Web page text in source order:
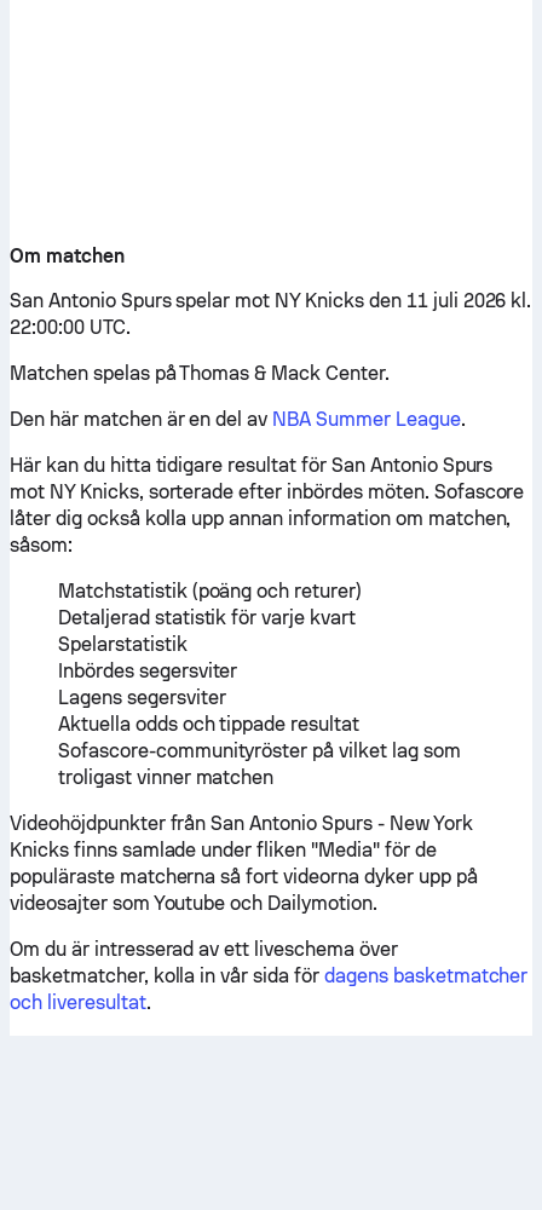
Om matchen
San Antonio Spurs spelar mot NY Knicks den 11 juli 2026 kl.
22:00:00 UTC.
Matchen spelas på Thomas & Mack Center.
Den här matchen är en del av NBA Summer League.
Här kan du hitta tidigare resultat för San Antonio Spurs
mot NY Knicks, sorterade efter inbördes möten. Sofascore
låter dig också kolla upp annan information om matchen,
såsom:
Matchstatistik (poäng och returer)
Detaljerad statistik för varje kvart
Spelarstatistik
Inbördes segersviter
Lagens segersviter
Aktuella odds och tippade resultat
Sofascore-communityröster på vilket lag som
troligast vinner matchen
Videohöjdpunkter från San Antonio Spurs - New York
Knicks finns samlade under fliken "Media" för de
populäraste matcherna så fort videorna dyker upp på
videosajter som Youtube och Dailymotion.
Om du är intresserad av ett liveschema över
basketmatcher, kolla in vår sida för dagens basketmatcher
och liveresultat.